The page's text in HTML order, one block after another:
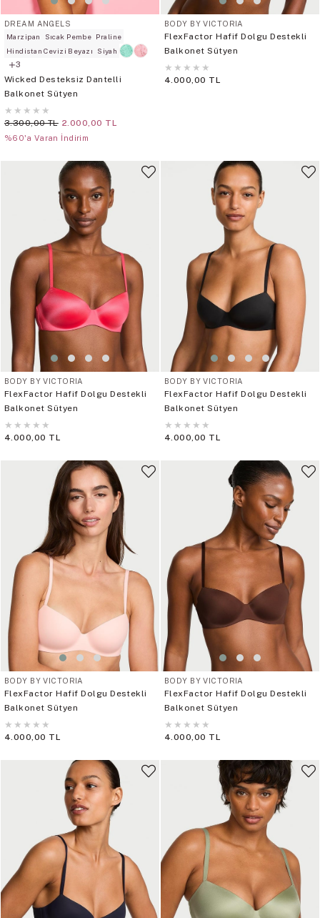
DREAM ANGELS
Marzipan
Sıcak Pembe Praline
Hindistan Cevizi Beyazı
Siyah
3
Wicked Desteksiz Dantelli
Balkonet Sütyen
★ ★ ★ ★ ★
3.300,00 TL 2.000,00 TL
%60'a Varan İndirim
BODY BY VICTORIA
FlexFactor Hafif Dolgu Destekli
Balkonet Sütyen
★ ★ ★ ★ ★
4.000,00 TL
BODY BY VICTORIA
FlexFactor Hafif Dolgu Destekli
Balkonet Sütyen
★ ★ ★ ★ ★
4.000,00 TL
BODY BY VICTORIA
FlexFactor Hafif Dolgu Destekli
Balkonet Sütyen
★ ★ ★ ★ ★
4.000,00 TL
BODY BY VICTORIA
FlexFactor Hafif Dolgu Destekli
Balkonet Sütyen
★ ★ ★ ★ ★
4.000,00 TL
BODY BY VICTORIA
FlexFactor Hafif Dolgu Destekli
Balkonet Sütyen
★ ★ ★ ★ ★
4.000,00 TL